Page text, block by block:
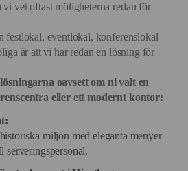
vi vet oftast möligheterna redan för
festlokal, eventlokal, konferenslokal
är att vi har redan en lösning för
oavsett om ni valt en
eller ett modernt kontor:
miljön med eleganta menyer
serveringspersonal.